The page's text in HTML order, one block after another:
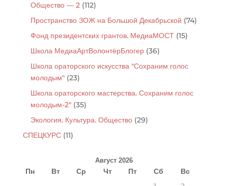
Общество — 2(112)
Пространство ЗОЖ на Большой Декабрьской (74)
Фонд президентских грантов. МедиаМОСТ(15)
Школа МедиаАртВолонтёрБлогер(36)
Школа ораторского искусства "Сохраним голос
молодым"(23)
Школа ораторского мастерства. Сохраним голос
молодым-2"(35)
Экология. Культура. Общество(29)
СПЕЦКУРС(11)
Август 2026
Пн Вт Ср Чт Пт Сб
Вс